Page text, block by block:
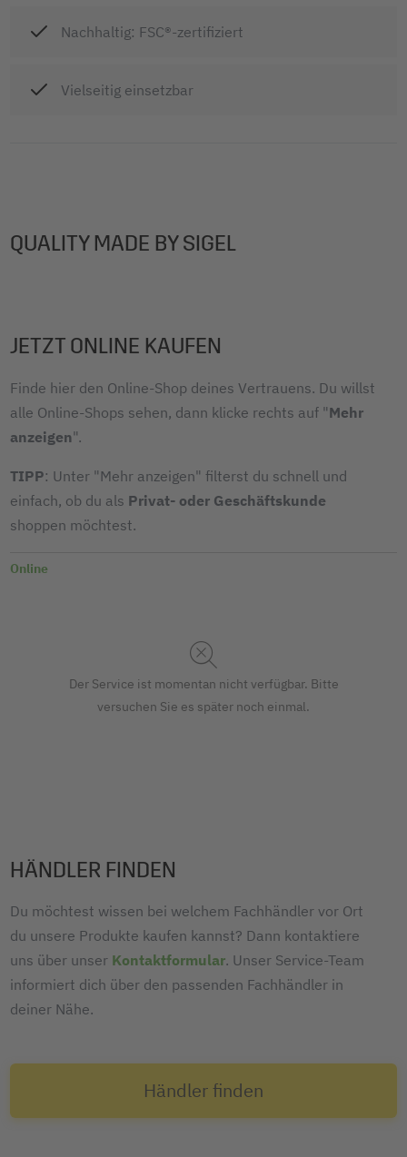
Nachhaltig: FSC®-zertifiziert
Vielseitig einsetzbar
QUALITY MADE BY SIGEL
JETZT ONLINE KAUFEN
Finde hier den Online-Shop deines Vertrauens. Du willst
alle Online-Shops sehen, dann klicke rechts auf "Mehr
anzeigen".
TIPP: Unter "Mehr anzeigen" filterst du schnell und
einfach, ob du als Privat- oder Geschäftskunde
shoppen möchtest.
Online
Der Service ist momentan nicht verfügbar. Bitte
versuchen Sie es später noch einmal.
HÄNDLER FINDEN
Du möchtest wissen bei welchem Fachhändler vor Ort
du unsere Produkte kaufen kannst? Dann kontaktiere
uns über unser Kontaktformular. Unser Service-Team
informiert dich über den passenden Fachhändler in
deiner Nähe.
Händler finden